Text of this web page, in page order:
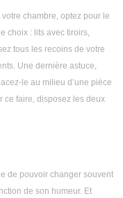
votre chambre, optez pour le
choix : lits avec tiroirs,
tous les recoins de votre
Une dernière astuce,
le au milieu d’une pièce
ce faire, disposez les deux
de pouvoir changer souvent
de son humeur. Et